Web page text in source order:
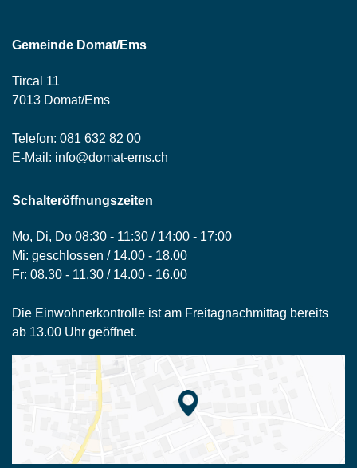
Gemeinde Domat/Ems
Tircal 11
7013 Domat/Ems
Telefon: 081 632 82 00
E-Mail: info@domat-ems.ch
Schalteröffnungszeiten
Mo, Di, Do 08:30 - 11:30 / 14:00 - 17:00
Mi: geschlossen / 14.00 - 18.00
Fr: 08.30 - 11.30 / 14.00 - 16.00
Die Einwohnerkontrolle ist am Freitagnachmittag bereits
ab 13.00 Uhr geöffnet.